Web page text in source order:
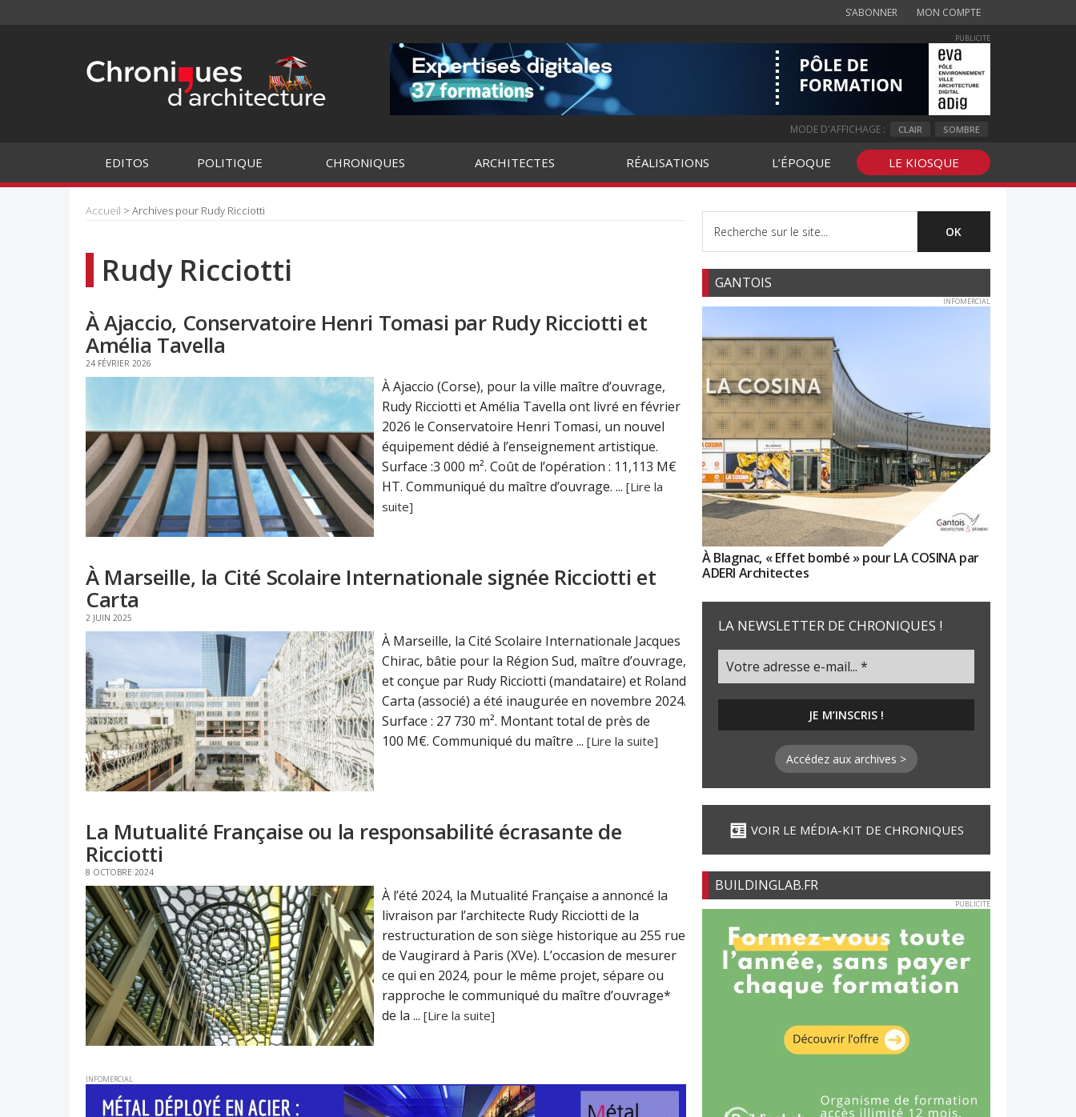
S’ABONNER MON COMPTE
PUBLICITE
MODE D'AFFICHAGE : CLAIR SOMBRE
EDITOS POLITIQUE CHRONIQUES ARCHITECTES RÉALISATIONS L’ÉPOQUE LE KIOSQUE
Accueil > Archives pour Rudy Ricciotti
Rudy Ricciotti
À Ajaccio, Conservatoire Henri Tomasi par Rudy Ricciotti et
Amélia Tavella
24 FÉVRIER 2026
À Ajaccio (Corse), pour la ville maître d’ouvrage,
Rudy Ricciotti et Amélia Tavella ont livré en février
2026 le Conservatoire Henri Tomasi, un nouvel
équipement dédié à l’enseignement artistique.
Surface :3 000 m². Coût de l’opération : 11,113 M€
HT. Communiqué du maître d’ouvrage. ... [Lire la
suite]
À Marseille, la Cité Scolaire Internationale signée Ricciotti et
Carta
2 JUIN 2025
À Marseille, la Cité Scolaire Internationale Jacques
Chirac, bâtie pour la Région Sud, maître d’ouvrage,
et conçue par Rudy Ricciotti (mandataire) et Roland
Carta (associé) a été inaugurée en novembre 2024.
Surface : 27 730 m². Montant total de près de
100 M€. Communiqué du maître ... [Lire la suite]
La Mutualité Française ou la responsabilité écrasante de
Ricciotti
8 OCTOBRE 2024
À l’été 2024, la Mutualité Française a annoncé la
livraison par l’architecte Rudy Ricciotti de la
restructuration de son siège historique au 255 rue
de Vaugirard à Paris (XVe). L’occasion de mesurer
ce qui en 2024, pour le même projet, sépare ou
rapproche le communiqué du maître d’ouvrage*
de la ... [Lire la suite]
INFOMERCIAL
GANTOIS
INFOMERCIAL
À Blagnac, « Effet bombé » pour LA COSINA par
ADERI Architectes
LA NEWSLETTER DE CHRONIQUES !
Accédez aux archives >
VOIR LE MÉDIA-KIT DE CHRONIQUES
BUILDINGLAB.FR
PUBLICITE